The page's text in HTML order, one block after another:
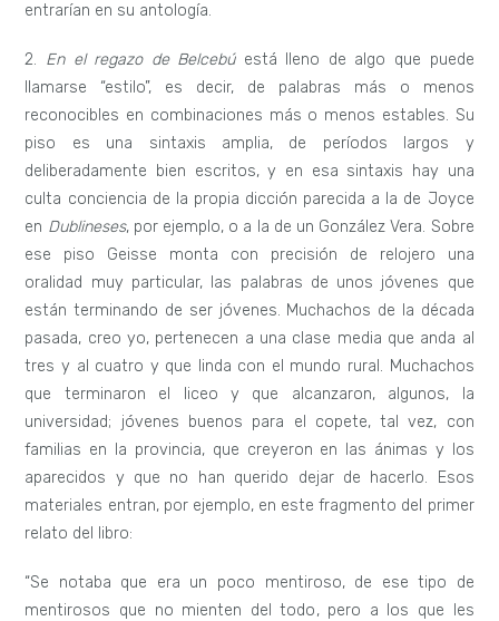
entrarían en su antología.
2. En el regazo de Belcebúestá lleno de algo que puede
llamarse “estilo”, es decir, de palabras más o menos
reconocibles en combinaciones más o menos estables. Su
piso es una sintaxis amplia, de períodos largos y
deliberadamente bien escritos, y en esa sintaxis hay una
culta conciencia de la propia dicción parecida a la de Joyce
en Dublineses, por ejemplo, o a la de un González Vera. Sobre
ese piso Geisse monta con precisión de relojero una
oralidad muy particular, las palabras de unos jóvenes que
están terminando de ser jóvenes. Muchachos de la década
pasada, creo yo, pertenecen a una clase media que anda al
tres y al cuatro y que linda con el mundo rural. Muchachos
que terminaron el liceo y que alcanzaron, algunos, la
universidad; jóvenes buenos para el copete, tal vez, con
familias en la provincia, que creyeron en las ánimas y los
aparecidos y que no han querido dejar de hacerlo. Esos
materiales entran, por ejemplo, en este fragmento del primer
relato del libro:
“Se notaba que era un poco mentiroso, de ese tipo de
mentirosos que no mienten del todo, pero a los que les